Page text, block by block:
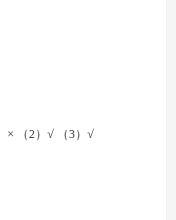
（2）√ （3）√